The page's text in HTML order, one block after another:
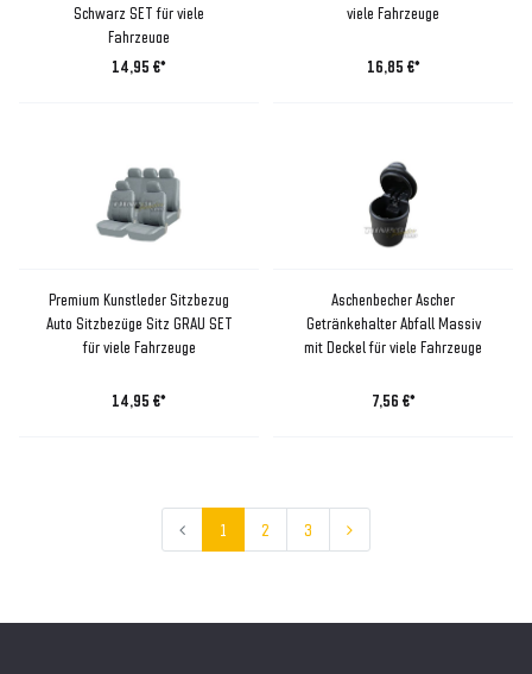
Schwarz SET für viele
Fahrzeuge
14,95 €*
viele Fahrzeuge
16,85 €*
Premium Kunstleder Sitzbezug
Auto Sitzbezüge Sitz GRAU SET
für viele Fahrzeuge
14,95 €*
Aschenbecher Ascher
Getränkehalter Abfall Massiv
mit Deckel für viele Fahrzeuge
7,56 €*
1 2 3